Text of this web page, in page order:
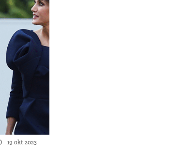
19 okt 2023